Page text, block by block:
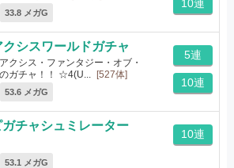
33.8 メガG
10連
シスワールドガチャ
クシス・ファンタジー・オブ・
ガチャ！！ ☆4(U...
[527体]
53.6 メガG
5連
10連
チャシュミレーター
53.1 メガG
10連